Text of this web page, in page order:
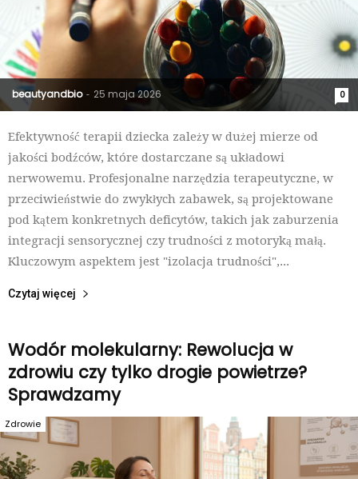
beautyandbio - 25 maja 2026 0
Efektywność terapii dziecka zależy w dużej mierze od
jakości bodźców, które dostarczane są układowi
nerwowemu. Profesjonalne narzędzia terapeutyczne, w
przeciwieństwie do zwykłych zabawek, są projektowane
pod kątem konkretnych deficytów, takich jak zaburzenia
integracji sensorycznej czy trudności z motoryką małą.
Kluczowym aspektem jest "izolacja trudności",...
Czytaj więcej
Wodór molekularny: Rewolucja w
zdrowiu czy tylko drogie powietrze?
Sprawdzamy
Zdrowie